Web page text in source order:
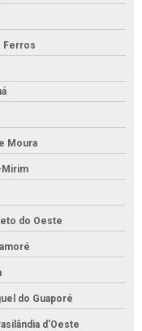
Ferros
Moura
Mirim
do Oeste
do Guaporé
d'Oeste